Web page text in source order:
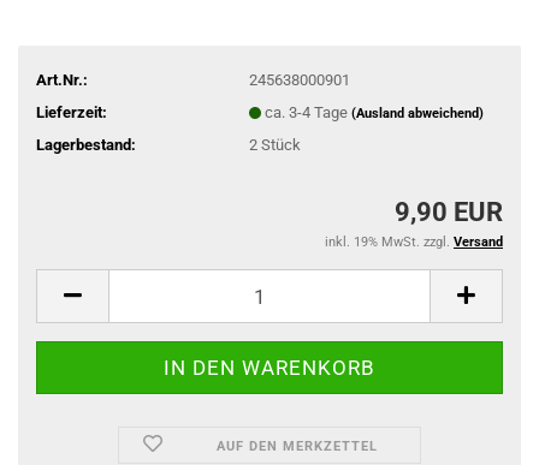
Art.Nr.:
245638000901
Lieferzeit:
ca. 3-4 Tage (Ausland abweichend)
Lagerbestand: 2 Stück
9,90 EUR
inkl. 19% MwSt. zzgl. Versand
AUF DEN MERKZETTEL